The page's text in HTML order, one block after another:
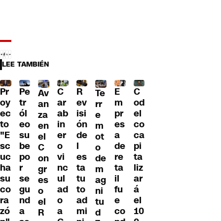
LEE TAMBIÉN
Pr
oy
ec
to
"E
sc
uc
ha
su
co
ra
zó
Pe
tr
ól
eo
su
be
po
r
se
gu
nd
a
Av
an
za
en
el
C
on
gr
es
o
el
R
C
ar
ab
in
er
o
vi
nc
ul
ad
o
a
R
ev
isi
ón
de
l
es
ta
tu
to
ad
mi
Te
rr
e
m
ot
o
de
m
ag
ni
tu
d
E
m
pr
es
a
de
re
ta
il
fu
e
co
C
od
el
co
ca
pi
ta
liz
ar
á
el
10